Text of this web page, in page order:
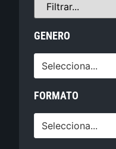
GENERO
Selecciona...
FORMATO
Selecciona...